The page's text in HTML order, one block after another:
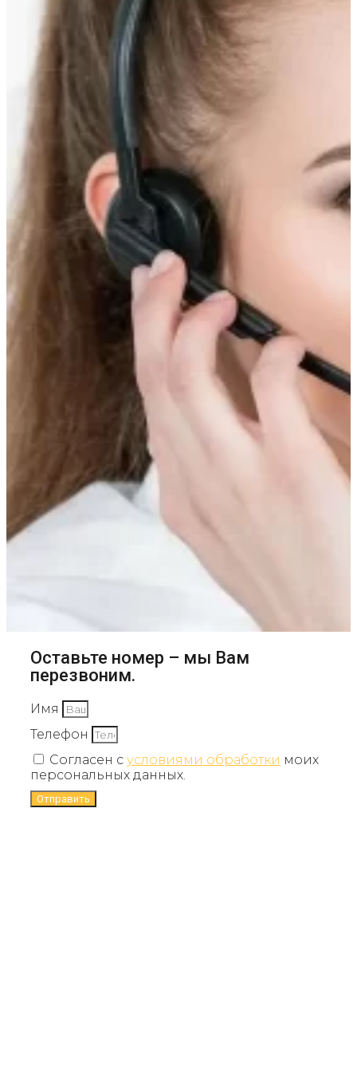
Оставьте номер – мы Вам
перезвоним.
Имя
Телефон
Согласен с условиями обработки моих
персональных данных.
Отправить